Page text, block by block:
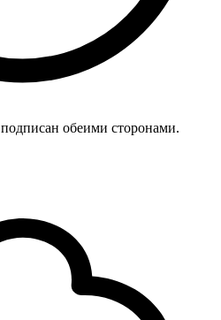
подписан обеими сторонами.